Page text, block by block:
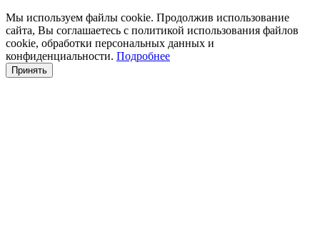
Мы используем файлы cookie. Продолжив использование
сайта, Вы соглашаетесь с политикой использования файлов
cookie, обработки персональных данных и
конфиденциальности. Подробнее
Принять